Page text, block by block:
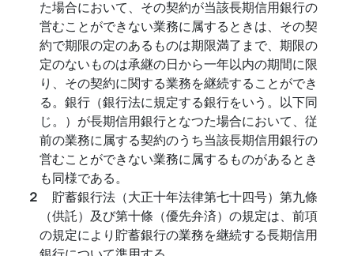
た場合において、その契約が当該長期信用銀行の
営むことができない業務に属するときは、その契
約で期限の定のあるものは期限満了まで、期限の
定のないものは承継の日から一年以内の期間に限
り、その契約に関する業務を継続することができ
る。銀行（銀行法に規定する銀行をいう。以下同
じ。）が長期信用銀行となつた場合において、従
前の業務に属する契約のうち当該長期信用銀行の
営むことができない業務に属するものがあるとき
も同様である。
２ 貯蓄銀行法（大正十年法律第七十四号）第九條
（供託）及び第十條（優先弁済）の規定は、前項
の規定により貯蓄銀行の業務を継続する長期信用